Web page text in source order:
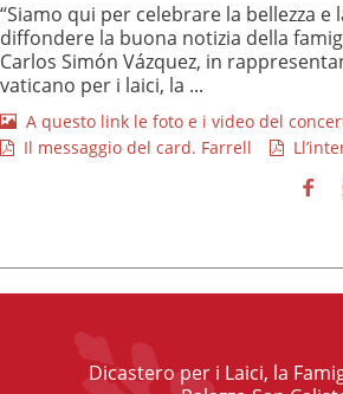
“Siamo qui per celebrare la bellezza e
diffondere la buona notizia della
Carlos Simón Vázquez, in
vaticano per i laici, la ...
A questo link le foto e i video del
Il messaggio del card. Farrell
Dicastero per i Laici, la